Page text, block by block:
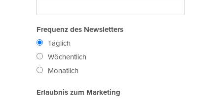
Frequenz des Newsletters
Täglich
Wöchentlich
Monatlich
Erlaubnis zum Marketing